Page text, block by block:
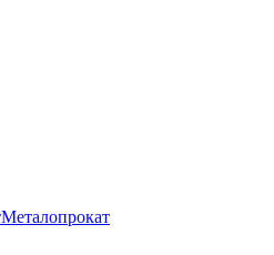
Металопрокат